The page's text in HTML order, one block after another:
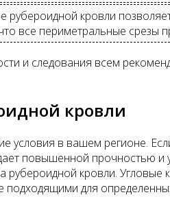
рубероидной кровли
все периметральные срезы
и следования всем
кровли
условия в вашем регионе.
повышенной прочностью
рубероидной кровли.
для